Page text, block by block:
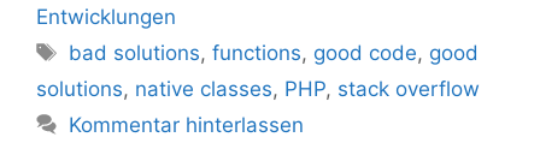
Entwicklungen
Schlagwörter
bad solutions,functions, good code, good
solutions, native classes, PHP, stack overflow
Kommentar hinterlassen